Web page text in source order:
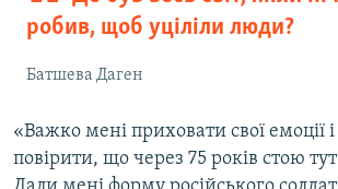
робив, щоб уціліли люди?
Батшева Даген
«Важко мені приховати свої емоції
повірити, що через 75 років стою